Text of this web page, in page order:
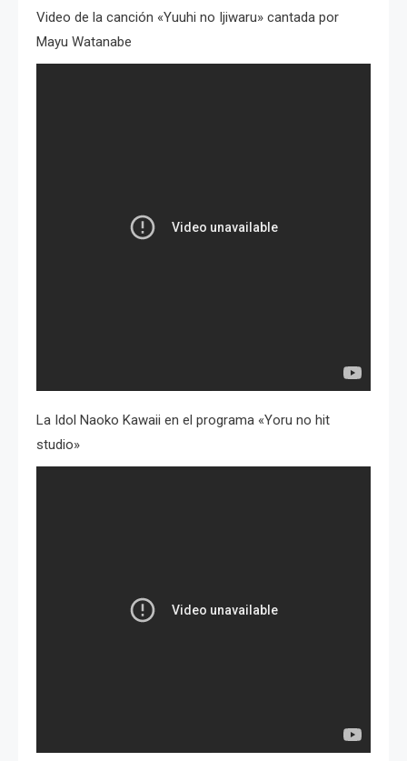
Video de la canción «Yuuhi no Ijiwaru» cantada por
Mayu Watanabe
La Idol Naoko Kawaii en el programa «Yoru no hit
studio»